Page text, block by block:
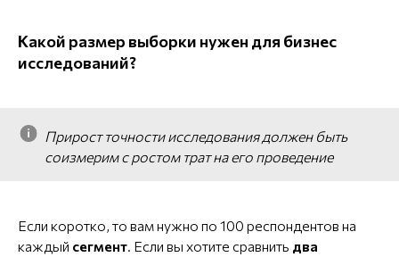
Какой размер выборки нужен для бизнес
исследований?
Прирост точности исследования должен быть
соизмерим с ростом трат на его проведение
Если коротко, то вам нужно по 100 респондентов на
каждый сегмент. Если вы хотите сравнить два